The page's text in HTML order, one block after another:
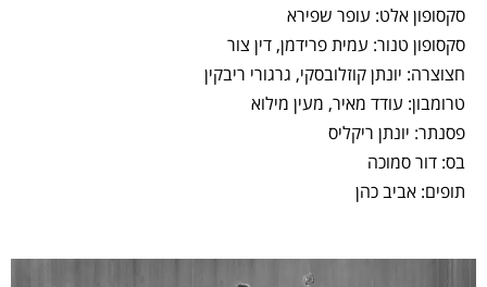
סקסופון אלט: עופר שפירא
סקסופון טנור: עמית פרידמן, דין צור
חצוצרה: יונתן קוזלובסקי, גרגורי ריבקין
טרומבון: עודד מאיר, מעין מילוא
פסנתר: יונתן ריקליס
בס: דור סמוכה
תופים: אביב כהן